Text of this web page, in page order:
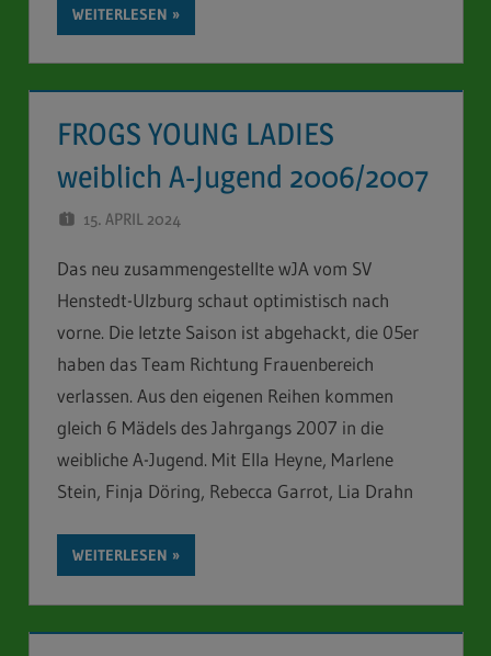
WEITERLESEN
FROGS YOUNG LADIES
weiblich A-Jugend 2006/2007
15. APRIL 2024
Das neu zusammengestellte wJA vom SV
Henstedt-Ulzburg schaut optimistisch nach
vorne. Die letzte Saison ist abgehackt, die 05er
haben das Team Richtung Frauenbereich
verlassen. Aus den eigenen Reihen kommen
gleich 6 Mädels des Jahrgangs 2007 in die
weibliche A-Jugend. Mit Ella Heyne, Marlene
Stein, Finja Döring, Rebecca Garrot, Lia Drahn
WEITERLESEN